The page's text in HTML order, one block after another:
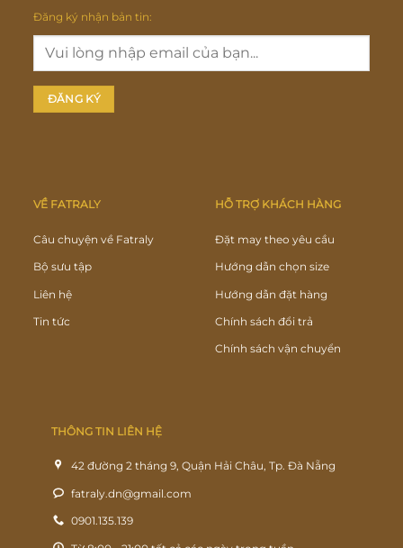
Đăng ký nhận bản tin:
VỀ FATRALY
Câu chuyện về Fatraly
Bộ sưu tập
Liên hệ
Tin tức
HỖ TRỢ KHÁCH HÀNG
Đặt may theo yêu cầu
Hướng dẫn chọn size
Hướng dẫn đặt hàng
Chính sách đổi trả
Chính sách vận chuyển
THÔNG TIN LIÊN HỆ
42 đường 2 tháng 9, Quận Hải Châu, Tp. Đà Nẵng
fatraly.dn@gmail.com
0901.135.139